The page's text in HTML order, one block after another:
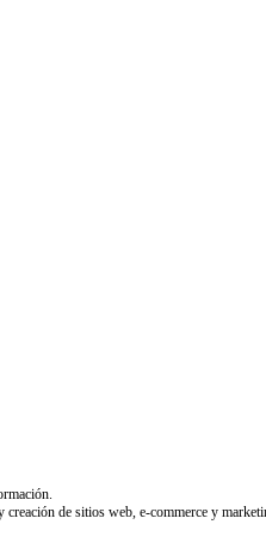
creación de sitios web, e-commerce y